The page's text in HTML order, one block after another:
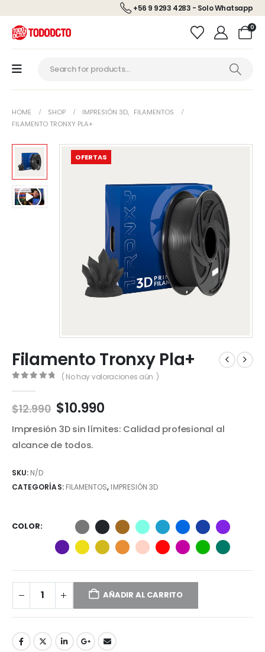
+56 9 9293 4283 - Solo Whatsapp
0
HOME SHOP IMPRESIÓN 3D, FILAMENTOS
FILAMENTO TRONXY PLA+
OFERTAS
Filamento Tronxy Pla+
( No hay valoraciones aún. )
$12.990 El
precio
original
era:
$10.990El
actual
Impresión 3D sin límites: Calidad profesional al
alcance de todos.
SKU: N/D
CATEGORÍAS: FILAMENTOS, IMPRESIÓN 3D
COLOR
AÑADIR AL CARRITO